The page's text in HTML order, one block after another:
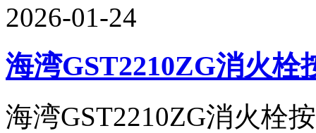
2026-01-24
海湾GST2210ZG消火栓
海湾GST2210ZG消火栓